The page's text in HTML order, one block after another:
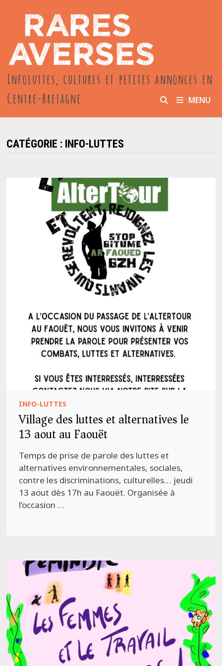
contenu
Infoluttes, cultures et petites annonces en
Centre-Bretagne
MENU
CATÉGORIE : INFO-LUTTES
INFO-LUTTES
Village des luttes et alternatives le
13 aout au Faouët
Temps de prise de parole des luttes et
alternatives environnementales, sociales,
contre les discriminations, culturelles… jeudi
13 aout dès 17h au Faouët. Organisée à
l’occasion …